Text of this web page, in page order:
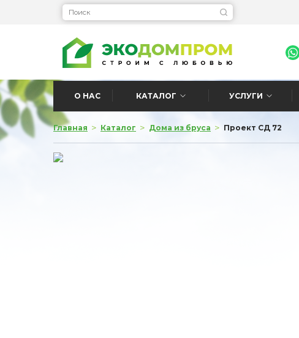
О НАС КАТАЛОГ УСЛУГИ
Главная > Каталог > Дома из бруса > Проект СД 72